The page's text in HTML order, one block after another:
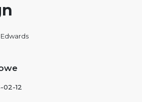
02-12